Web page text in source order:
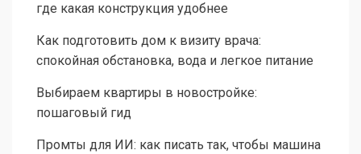
где какая конструкция удобнее
Как подготовить дом к визиту врача:
спокойная обстановка, вода и легкое питание
Выбираем квартиры в новостройке:
пошаговый гид
Промты для ИИ: как писать так, чтобы машина